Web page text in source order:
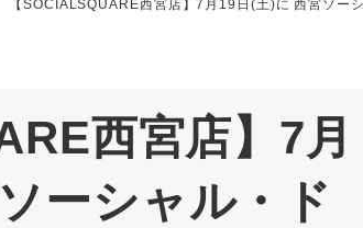
【SOCIALSQUARE西宮店】7月19日(土)に 西宮ソー
西宮店】7月
ーシャル・ド